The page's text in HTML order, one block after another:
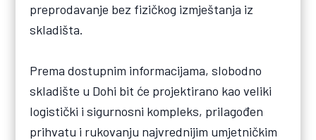
preprodavanje bez fizičkog izmještanja iz
skladišta.
Prema dostupnim informacijama, slobodno
skladište u Dohi bit će projektirano kao veliki
logistički i sigurnosni kompleks, prilagođen
prihvatu i rukovanju najvrednijim umjetničkim